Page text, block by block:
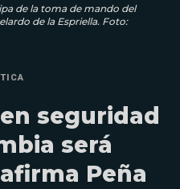
de la toma de mando del
de la Espriella. Foto:
seguridad
será
Peña